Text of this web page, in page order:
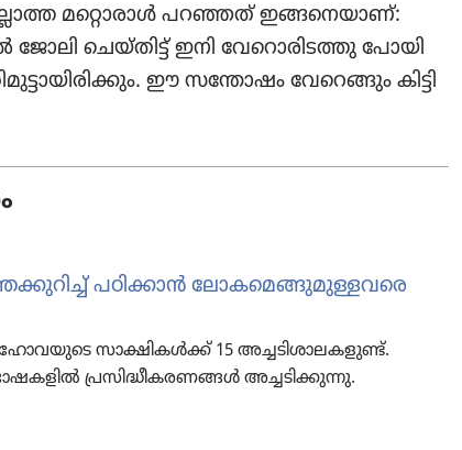
മറ്റൊ​രാൾ പറഞ്ഞത്‌ ഇങ്ങനെ​യാണ്‌:
ജോലി ചെയ്‌തിട്ട്‌ ഇനി വേറൊ​രി​ട​ത്തു പോയി
ഈ സന്തോഷം വേറെ​ങ്ങും കിട്ടി​
പഠിക്കാൻ ലോക​മെ​ങ്ങു​മു​ള്ള​വ​രെ
സാക്ഷികൾക്ക്‌ 15 അച്ചടി​ശാ​ല​ക​ളുണ്ട്‌.
പ്രസിദ്ധീകരണങ്ങൾ അച്ചടിക്കുന്നു.